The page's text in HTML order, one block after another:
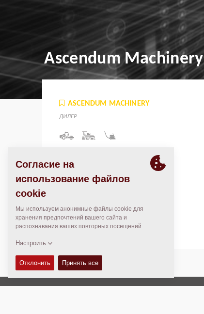
Ascendum Machinery
ASCENDUM MACHINERY
ДИЛЕР
NW Concord, NC 28027
United States